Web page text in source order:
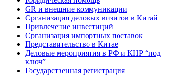
GR и внешние коммуникации
Организация деловых визитов в Китай
Привлечение инвестиций
Организация импортных поставок
Представительство в Китае
Деловые мероприятия в РФ и КНР “под
ключ”
Государственная регистрация